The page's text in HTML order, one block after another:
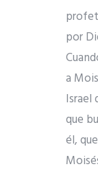
por
a
Israel
que
él,